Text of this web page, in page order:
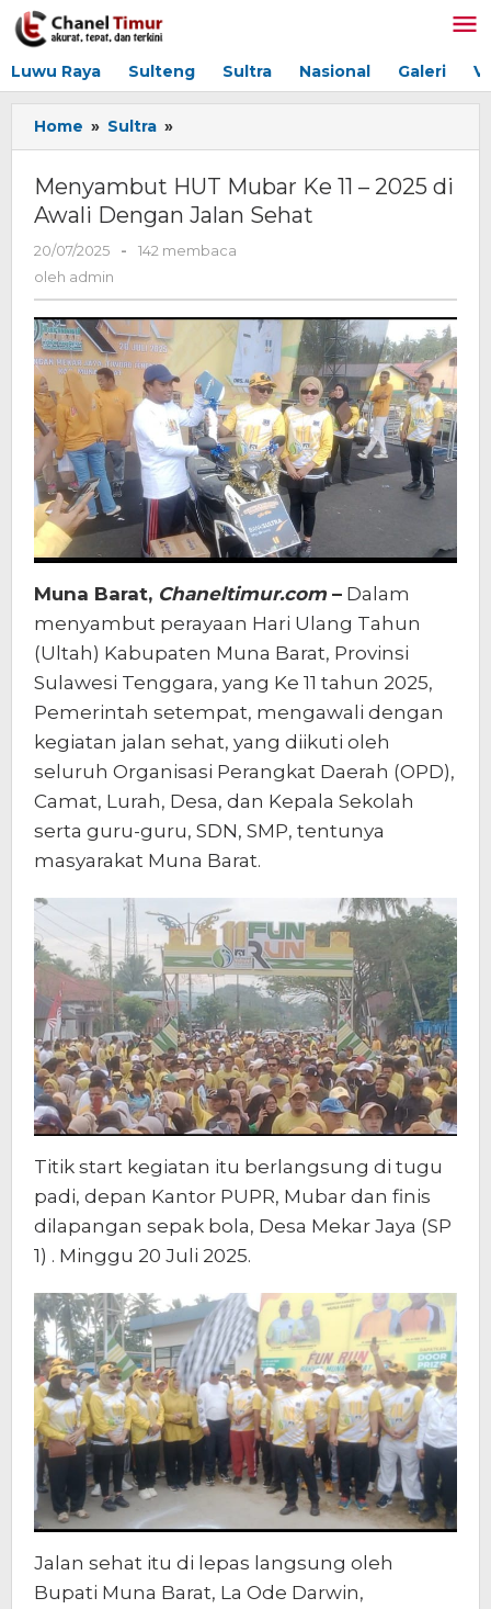
Lewati
ke
Luwu Raya Sulteng Sultra Nasional Galeri
Home » Sultra »
HUT
Ke
11
Dengan
Sehat
Menyambut HUT Mubar Ke 11 – 2025 di
Awali Dengan Jalan Sehat
20/07/2025
oleh
-
142 membaca
oleh admin
Muna Barat, Chaneltimur.com– Dalam
menyambut perayaan Hari Ulang Tahun
(Ultah) Kabupaten Muna Barat, Provinsi
Sulawesi Tenggara, yang Ke 11 tahun 2025,
Pemerintah setempat, mengawali dengan
kegiatan jalan sehat, yang diikuti oleh
seluruh Organisasi Perangkat Daerah (OPD),
Camat, Lurah, Desa, dan Kepala Sekolah
serta guru-guru, SDN, SMP, tentunya
masyarakat Muna Barat.
Titik start kegiatan itu berlangsung di tugu
padi, depan Kantor PUPR, Mubar dan finis
dilapangan sepak bola, Desa Mekar Jaya (SP
1) . Minggu 20 Juli 2025.
Jalan sehat itu di lepas langsung oleh
Bupati Muna Barat, La Ode Darwin,